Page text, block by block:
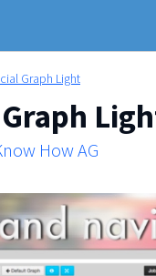
Graph Light
How AG